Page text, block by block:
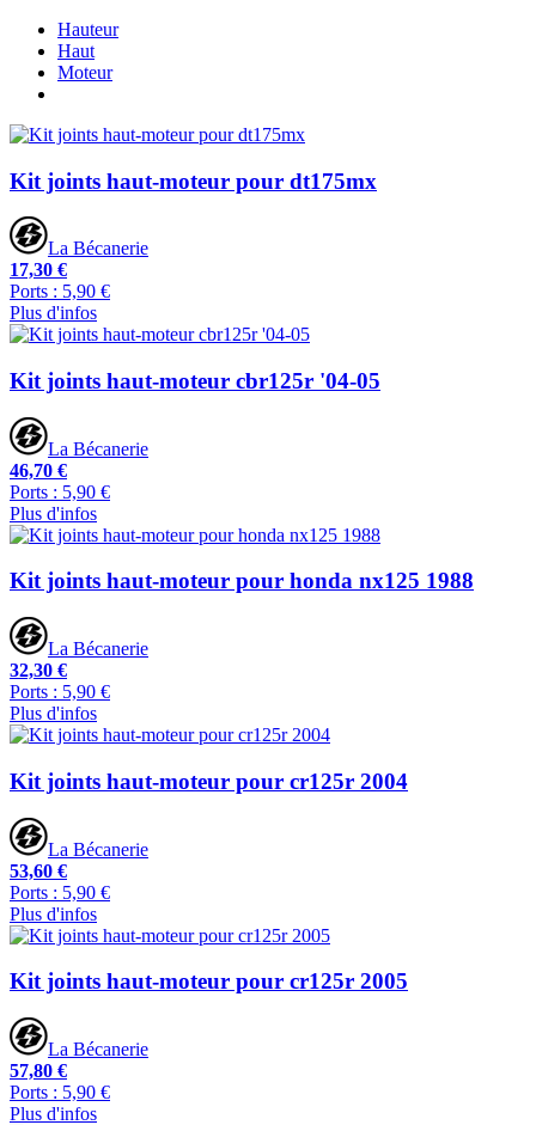
Hauteur
Haut
Moteur
Kit joints haut-moteur pour dt175mx
La Bécanerie
17,30 €
Ports : 5,90 €
Plus d'infos
Kit joints haut-moteur cbr125r '04-05
La Bécanerie
46,70 €
Ports : 5,90 €
Plus d'infos
Kit joints haut-moteur pour honda nx125 1988
La Bécanerie
32,30 €
Ports : 5,90 €
Plus d'infos
Kit joints haut-moteur pour cr125r 2004
La Bécanerie
53,60 €
Ports : 5,90 €
Plus d'infos
Kit joints haut-moteur pour cr125r 2005
La Bécanerie
57,80 €
Ports : 5,90 €
Plus d'infos